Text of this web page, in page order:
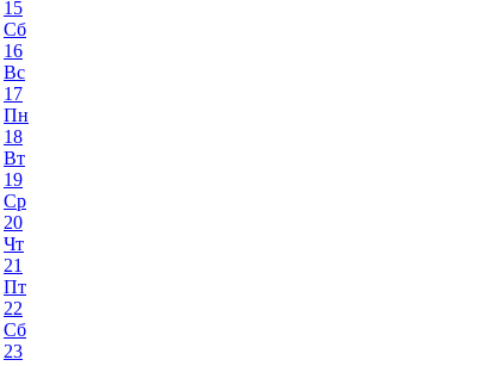
15
Сб
16
Вс
17
Пн
18
Вт
19
Ср
20
Чт
21
Пт
22
Сб
23